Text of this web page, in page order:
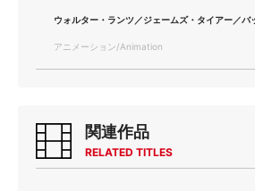
ウォルター・ランツ／ジェームズ・タイアー／バ
アニメーション/Animation
関連作品
RELATED TITLES